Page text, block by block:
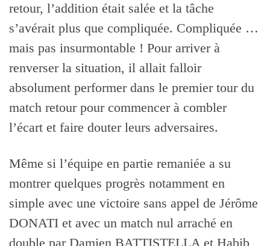
retour, l’addition était salée et la tâche
s’avérait plus que compliquée. Compliquée …
mais pas insurmontable ! Pour arriver à
renverser la situation, il allait falloir
absolument performer dans le premier tour du
match retour pour commencer à combler
l’écart et faire douter leurs adversaires.
Même si l’équipe en partie remaniée a su
montrer quelques progrès notamment en
simple avec une victoire sans appel de Jérôme
DONATI et avec un match nul arraché en